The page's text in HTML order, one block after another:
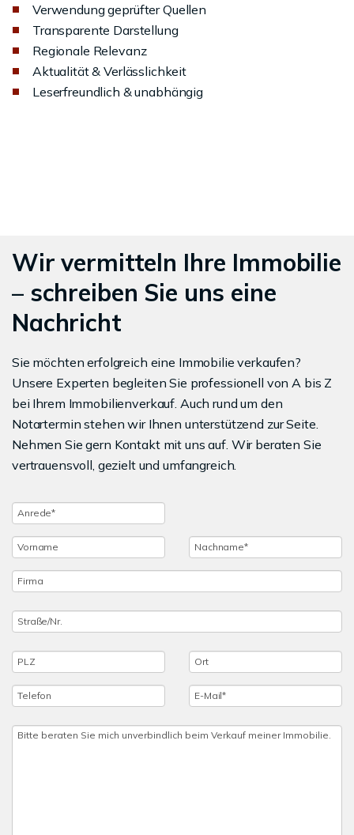
Verwendung geprüfter Quellen
Transparente Darstellung
Regionale Relevanz
Aktualität & Verlässlichkeit
Leserfreundlich & unabhängig
Wir vermitteln Ihre Immobilie
– schreiben Sie uns eine
Nachricht
Sie möchten erfolgreich eine Immobilie verkaufen?
Unsere Experten begleiten Sie professionell von A bis Z
bei Ihrem Immobilienverkauf. Auch rund um den
Notartermin stehen wir Ihnen unterstützend zur Seite.
Nehmen Sie gern Kontakt mit uns auf. Wir beraten Sie
vertrauensvoll, gezielt und umfangreich.